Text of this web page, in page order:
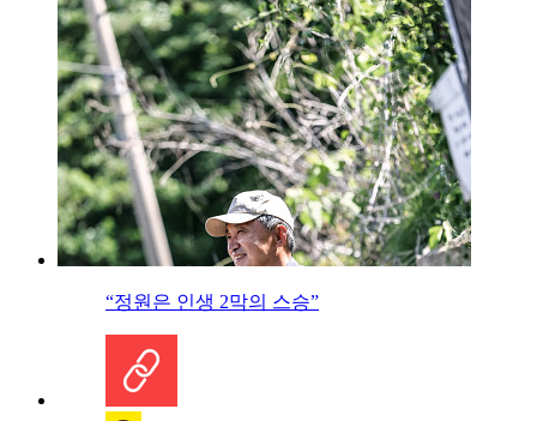
“정원은 인생 2막의 스승”